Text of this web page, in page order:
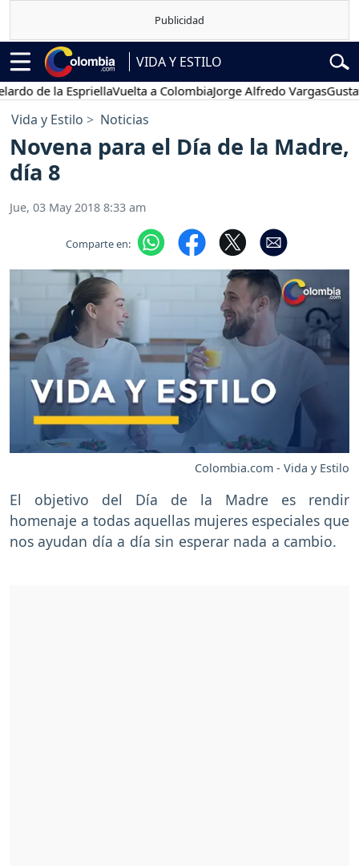
VIDA Y ESTILO
la EspriellaVuelta a ColombiaJorge Alfredo VargasGustavo Petro
Vida y Estilo Noticias
Novena para el Día de la Madre,
día 8
Jue, 03 May 2018 8:33 am
Comparte en:
Colombia.com - Vida y Estilo
El objetivo del Día de la Madre es rendir
homenaje a todas aquellas mujeres especiales que
nos ayudan día a día sin esperar nada a cambio.